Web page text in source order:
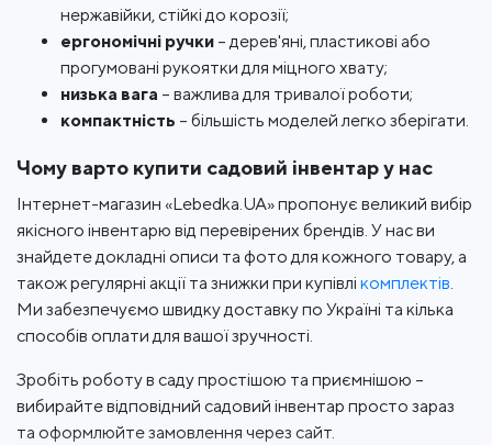
нержавійки, стійкі до корозії;
ергономічні ручки – дерев'яні, пластикові або
прогумовані рукоятки для міцного хвату;
низька вага – важлива для тривалої роботи;
компактність – більшість моделей легко зберігати.
Чому варто купити садовий інвентар у нас
Інтернет-магазин «Lebedka.UA» пропонує великий вибір
якісного інвентарю від перевірених брендів. У нас ви
знайдете докладні описи та фото для кожного товару, а
також регулярні акції та знижки при купівлі комплектів.
Ми забезпечуємо швидку доставку по Україні та кілька
способів оплати для вашої зручності.
Зробіть роботу в саду простішою та приємнішою –
вибирайте відповідний садовий інвентар просто зараз
та оформлюйте замовлення через сайт.